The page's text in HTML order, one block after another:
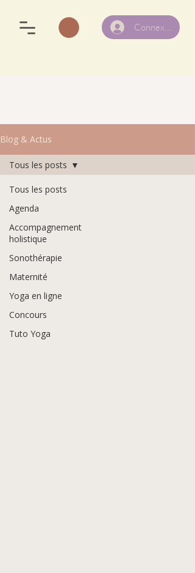
Connexion
Blog & Actus
Tous les posts
Agenda
Accompagnement
holistique
Sonothérapie
Maternité
Yoga en ligne
Concours
Tuto Yoga
Tous les posts